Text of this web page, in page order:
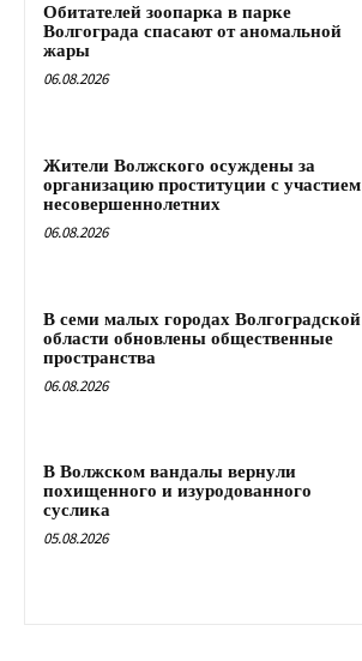
Обитателей зоопарка в парке
Волгограда спасают от аномальной
жары
06.08.2026
Жители Волжского осуждены за
организацию проституции с участием
несовершеннолетних
06.08.2026
В семи малых городах Волгоградской
области обновлены общественные
пространства
06.08.2026
В Волжском вандалы вернули
похищенного и изуродованного
суслика
05.08.2026